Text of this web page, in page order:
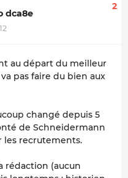
dca8e
2
au départ du meilleur
pas faire du bien aux
changé depuis 5
de Schneidermann
les recrutements.
rédaction (aucun